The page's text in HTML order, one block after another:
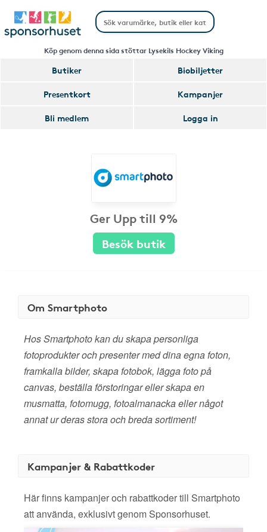
Köp genom denna sida stöttar Lysekils Hockey Viking
Butiker
Biobiljetter
Presentkort
Kampanjer
Bli medlem
Logga in
Ger Upp till 9%
Besök butik
Om Smartphoto
Hos Smartphoto kan du skapa personliga
fotoprodukter och presenter med dina egna foton,
framkalla bilder, skapa fotobok, lägga foto på
canvas, beställa förstoringar eller skapa en
musmatta, fotomugg, fotoalmanacka eller något
annat ur deras stora och breda sortiment!
Kampanjer & Rabattkoder
Här finns kampanjer och rabattkoder till Smartphoto
att använda, exklusivt genom Sponsorhuset.